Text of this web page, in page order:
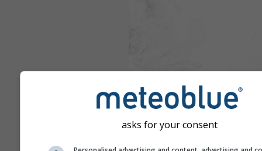
asks for your consent